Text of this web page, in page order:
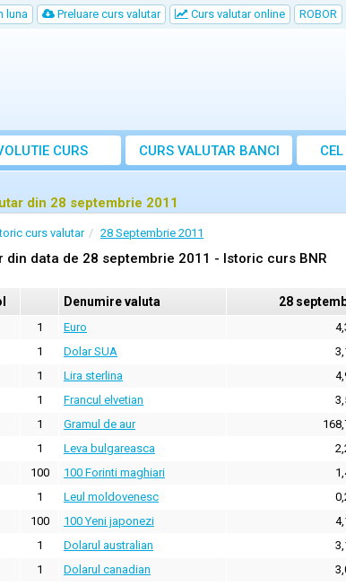
luna Preluare curs valutar Curs valutar online ROBOR
CURS CURS VALUTAR BANCI
din 28 septembrie 2011
curs valutar 28 Septembrie 2011
din data de 28 septembrie 2011 - Istoric curs BNR
Denumire valuta 28
1 Euro
1 Dolar SUA
1 Lira sterlina
1 Francul elvetian
1 Gramul de aur
1 Leva bulgareasca
100 100 Forinti maghiari
1 Leul moldovenesc
100 100 Yeni japonezi
1 Dolarul australian
1 Dolarul canadian